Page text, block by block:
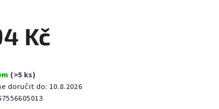
Kč
(>5 ks)
doručit do: 10.8.2026